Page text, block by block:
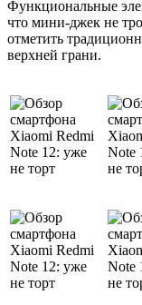
Функциональные
что мини-джек не
отметить
верхней грани.